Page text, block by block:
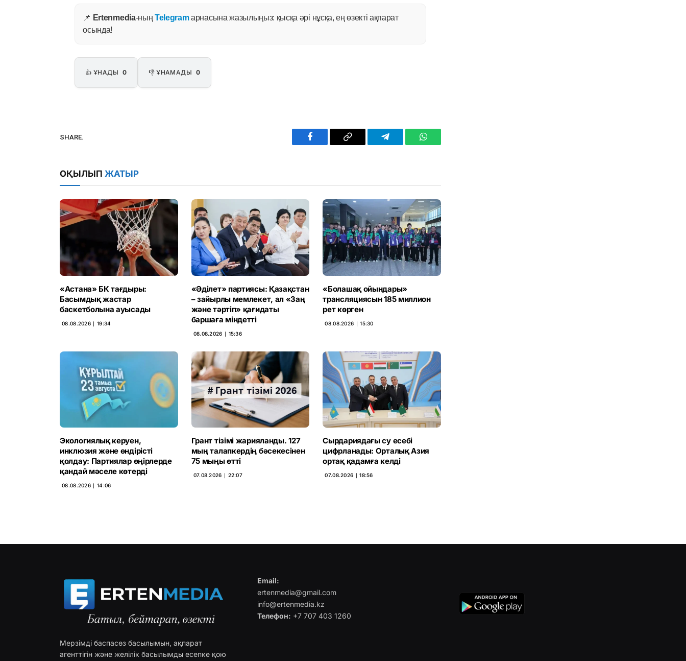
📌 Ertenmedia-ның Telegramарнасына жазылыңыз: қысқа әрі нұсқа, ең өзекті ақпарат
осында!
👍 ҰНАДЫ 0 👎 ҰНАМАДЫ 0
SHARE.
Facebook Copy
Telegram WhatsApp
ОҚЫЛЫП ЖАТЫР
«Астана» БК тағдыры:
Басымдық жастар
баскетболына ауысады
08.08.2026 ∣ 19:34
«Әділет» партиясы: Қазақстан
– зайырлы мемлекет, ал «Заң
және тәртіп» қағидаты
баршаға міндетті
08.08.2026 ∣ 15:36
«Болашақ ойындары»
трансляциясын 185 миллион
рет көрген
08.08.2026 ∣ 15:30
Экологиялық керуен,
инклюзия және өндірісті
қолдау: Партиялар өңірлерде
қандай мәселе көтерді
08.08.2026 ∣ 14:06
Грант тізімі жарияланды. 127
мың талапкердің бәсекесінен
75 мыңы өтті
07.08.2026 ∣ 22:07
Сырдариядағы су есебі
цифрланады: Орталық Азия
ортақ қадамға келді
07.08.2026 ∣ 18:56
Мерзімді баспасөз басылымын, ақпарат
агенттігін және желілік басылымды есепке қою
Email:
ertenmedia@gmail.com
info@ertenmedia.kz
Телефон: +7 707 403 1260